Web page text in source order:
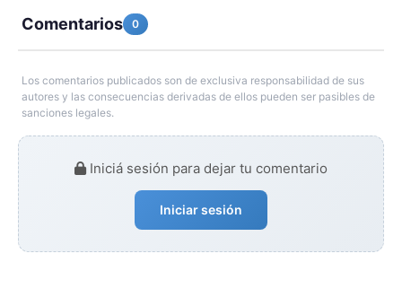
Comentarios 0
Los comentarios publicados son de exclusiva responsabilidad de sus
autores y las consecuencias derivadas de ellos pueden ser pasibles de
sanciones legales.
Iniciá sesión para dejar tu comentario
Iniciar sesión